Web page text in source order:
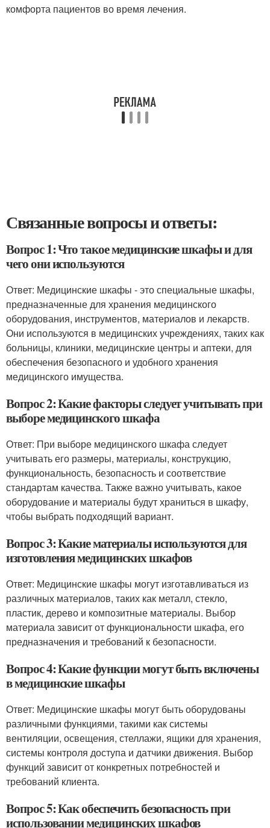
комфорта пациентов во время лечения.
Связанные вопросы и ответы:
Вопрос 1: Что такое медицинские шкафы и для
чего они используются
Ответ: Медицинские шкафы - это специальные шкафы,
предназначенные для хранения медицинского
оборудования, инструментов, материалов и лекарств.
Они используются в медицинских учреждениях, таких как
больницы, клиники, медицинские центры и аптеки, для
обеспечения безопасного и удобного хранения
медицинского имущества.
Вопрос 2: Какие факторы следует учитывать при
выборе медицинского шкафа
Ответ: При выборе медицинского шкафа следует
учитывать его размеры, материалы, конструкцию,
функциональность, безопасность и соответствие
стандартам качества. Также важно учитывать, какое
оборудование и материалы будут храниться в шкафу,
чтобы выбрать подходящий вариант.
Вопрос 3: Какие материалы используются для
изготовления медицинских шкафов
Ответ: Медицинские шкафы могут изготавливаться из
различных материалов, таких как металл, стекло,
пластик, дерево и композитные материалы. Выбор
материала зависит от функциональности шкафа, его
предназначения и требований к безопасности.
Вопрос 4: Какие функции могут быть включены
в медицинские шкафы
Ответ: Медицинские шкафы могут быть оборудованы
различными функциями, такими как системы
вентиляции, освещения, стеллажи, ящики для хранения,
системы контроля доступа и датчики движения. Выбор
функций зависит от конкретных потребностей и
требований клиента.
Вопрос 5: Как обеспечить безопасность при
использовании медицинских шкафов